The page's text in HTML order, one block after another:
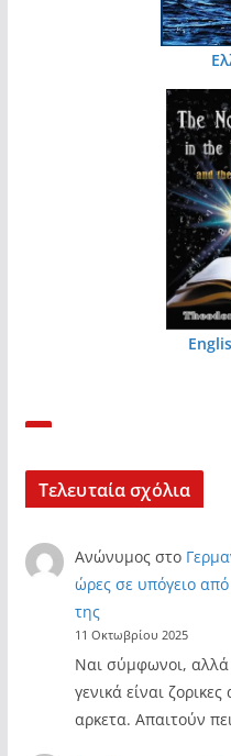
Τελευταία σχόλια
Ανώνυμος στο
ώρες σε υπόγειο
της
11 Οκτωβρίου 2025
Ναι σύμφωνοι, αλλά
γενικά είναι
αρκετα. Απαιτούν